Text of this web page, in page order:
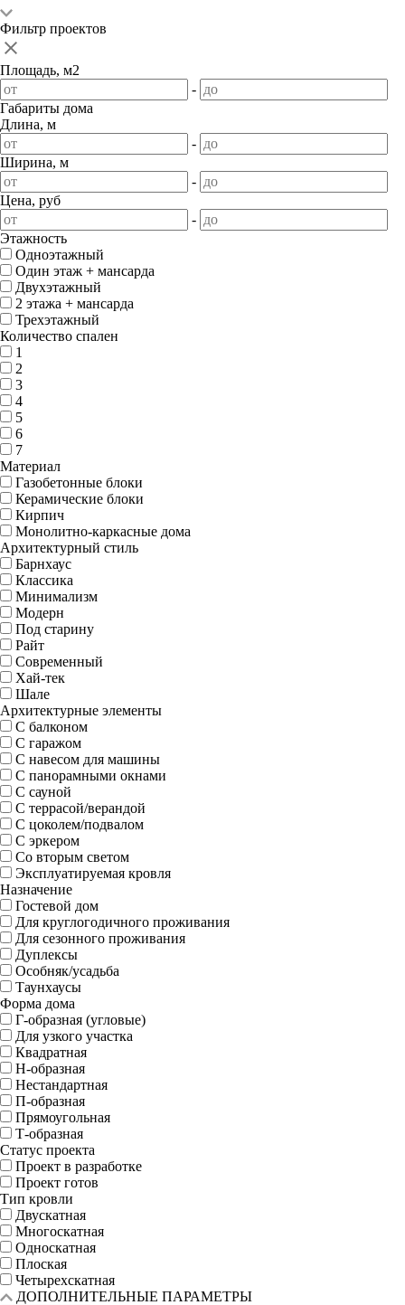
Фильтр проектов
Площадь, м2
-
Габариты дома
Длина, м
-
Ширина, м
-
Цена, руб
-
Этажность
Одноэтажный
Один этаж + мансарда
Двухэтажный
2 этажа + мансарда
Трехэтажный
Количество спален
1
2
3
4
5
6
7
Материал
Газобетонные блоки
Керамические блоки
Кирпич
Монолитно-каркасные дома
Архитектурный стиль
Барнхаус
Классика
Минимализм
Модерн
Под старину
Райт
Современный
Хай-тек
Шале
Архитектурные элементы
С балконом
С гаражом
С навесом для машины
С панорамными окнами
С сауной
С террасой/верандой
С цоколем/подвалом
С эркером
Со вторым светом
Эксплуатируемая кровля
Назначение
Гостевой дом
Для круглогодичного проживания
Для сезонного проживания
Дуплексы
Особняк/усадьба
Таунхаусы
Форма дома
Г-образная (угловые)
Для узкого участка
Квадратная
Н-образная
Нестандартная
П-образная
Прямоугольная
Т-образная
Статус проекта
Проект в разработке
Проект готов
Тип кровли
Двускатная
Многоскатная
Односкатная
Плоская
Четырехскатная
ДОПОЛНИТЕЛЬНЫЕ ПАРАМЕТРЫ